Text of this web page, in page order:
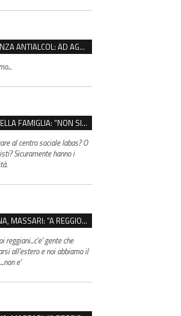
REGGIO, ARRIVA L’ORDINANZA ANTIALCOL: AD AGOSTO ESERCIZI DI VICINATO CHIUSI DALLE 22 ALLE 6
MORTE FAKIR, IL LEGALE DELLA FAMIGLIA: “NON SIA LA POLIZIA DI STATO A INDAGARE”
al centro sociale labas? O
Sicuramente hanno i
MAXI-RISSA ALLA CANALINA, MASSARI: “A REGGIO FATTI COSÌ GRAVI NON DEVONO TROVARE SPAZIO”
reggiani...c'e' gente che
all'estero e noi abbiamo il
e'